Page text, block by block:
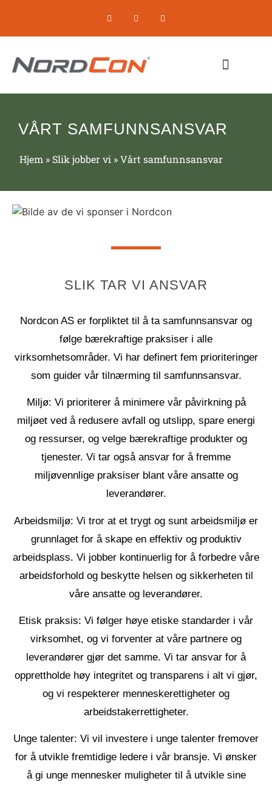
VÅRT SAMFUNNSANSVAR
Hjem » Slik jobber vi »Vårt samfunnsansvar
SLIK TAR VI ANSVAR
Nordcon AS er forpliktet til å ta samfunnsansvar og
følge bærekraftige praksiser i alle
virksomhetsområder. Vi har definert fem prioriteringer
som guider vår tilnærming til samfunnsansvar.
Miljø: Vi prioriterer å minimere vår påvirkning på
miljøet ved å redusere avfall og utslipp, spare energi
og ressurser, og velge bærekraftige produkter og
tjenester. Vi tar også ansvar for å fremme
miljøvennlige praksiser blant våre ansatte og
leverandører.
Arbeidsmiljø: Vi tror at et trygt og sunt arbeidsmiljø er
grunnlaget for å skape en effektiv og produktiv
arbeidsplass. Vi jobber kontinuerlig for å forbedre våre
arbeidsforhold og beskytte helsen og sikkerheten til
våre ansatte og leverandører.
Etisk praksis: Vi følger høye etiske standarder i vår
virksomhet, og vi forventer at våre partnere og
leverandører gjør det samme. Vi tar ansvar for å
opprettholde høy integritet og transparens i alt vi gjør,
og vi respekterer menneskerettigheter og
arbeidstakerrettigheter.
Unge talenter: Vi vil investere i unge talenter fremover
for å utvikle fremtidige ledere i vår bransje. Vi ønsker
å gi unge mennesker muligheter til å utvikle sine